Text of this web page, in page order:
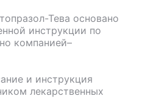
Тева основано
инструкции по
компанией–
и инструкция
лекарственных